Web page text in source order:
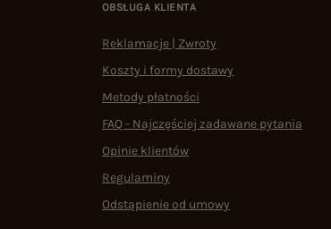
OBSŁUGA KLIENTA
Reklamacje | Zwroty
Koszty i formy dostawy
Metody płatności
FAQ - Najczęściej zadawane pytania
Opinie klientów
Regulaminy
Odstąpienie od umowy